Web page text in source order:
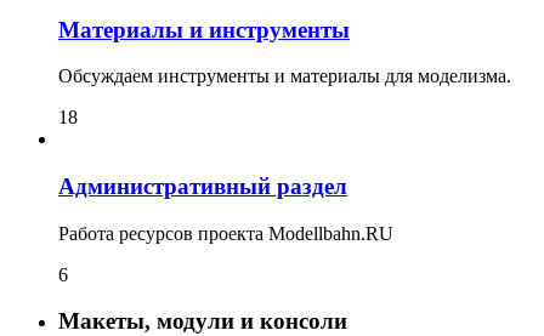
Материалы и инструменты
Обсуждаем инструменты и материалы для моделизма.
18
Административный раздел
Работа ресурсов проекта Modellbahn.RU
6
Макеты, модули и консоли